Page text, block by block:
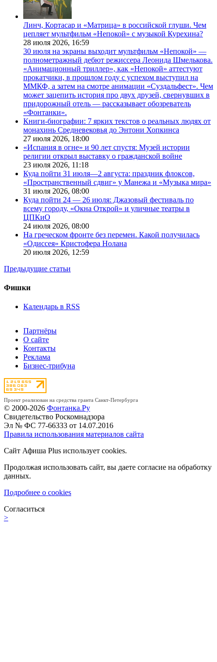
Линч, Кортасар и «Матрица» в российской глуши. Чем
цепляет мультфильм «Непокой» с музыкой Курехина?
28 июля 2026, 16:59
30 июля на экраны выходит мультфильм «Непокой» —
полнометражный дебют режиссера Леонида Шмелькова.
«Анимационный триллер», как «Непокой» аттестуют
прокатчики, в прошлом году с успехом выступил на
ММКФ, а затем на смотре анимации «Суздальфест». Чем
может зацепить история про двух друзей, свернувших в
придорожный отель — рассказывает обозреватель
«Фонтанки».
Книги-биографии: 7 ярких текстов о реальных людях от
монахинь Средневековья до Энтони Хопкинса
27 июля 2026, 18:00
«Испания в огне» и 90 лет спустя: Музей истории
религии открыл выставку о гражданской войне
23 июля 2026, 11:18
Куда пойти 31 июля—2 августа: праздник флоксов,
«Пространственный сдвиг» у Манежа и «Музыка мира»
31 июля 2026, 08:00
Куда пойти 24 — 26 июля: Джазовый фестиваль по
всему городу, «Окна Открой» и уличные театры в
ЦПКиО
24 июля 2026, 08:00
На греческом фронте без перемен. Какой получилась
«Одиссея» Кристофера Нолана
20 июля 2026, 12:59
Предыдущие статьи
Фишки
Календарь в RSS
Партнёры
О сайте
Контакты
Реклама
Бизнес-трибуна
Проект реализован на средства гранта Санкт-Петербурга
© 2000-2026 Фонтанка.Ру
Свидетельство Роскомнадзора
Эл № ФС 77-66333 от 14.07.2016
Правила использования материалов сайта
Сайт Афиша Plus использует cookies.
Продолжая использовать сайт, вы даете согласие на обработку
данных.
Подробнее о cookies
Согласиться
>